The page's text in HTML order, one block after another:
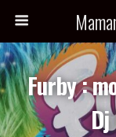
Furby :
Dj